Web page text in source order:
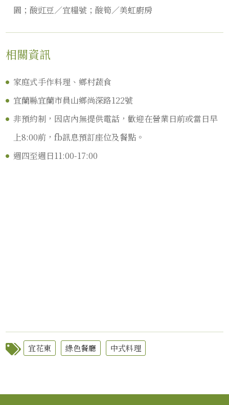
園；酸豇豆／宜糧號；酸筍／美虹廚房
相關資訊
家庭式手作料理、鄉村蔬食
宜蘭縣宜蘭市員山鄉尚深路122號
非預約制，因店內無提供電話，歡迎在營業日前或當日早
上8:00前，fb訊息預訂座位及餐點。
週四至週日11:00-17:00
宜花東 綠色餐廳 中式料理